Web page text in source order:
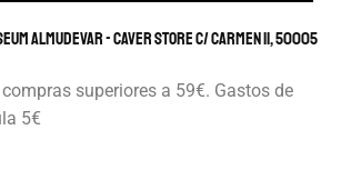
Almudevar - Caver store c/ Carmen 11, 50005
compras superiores a 59€. Gastos de
5€